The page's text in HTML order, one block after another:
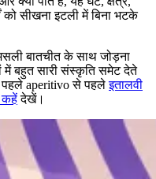
को सीखना इटली में बिना भटके
बातचीत के साथ जोड़ना
में बहुत सारी संस्कृति समेट देते
पहले aperitivo से पहलेइतालवी
कहेंदेखें।